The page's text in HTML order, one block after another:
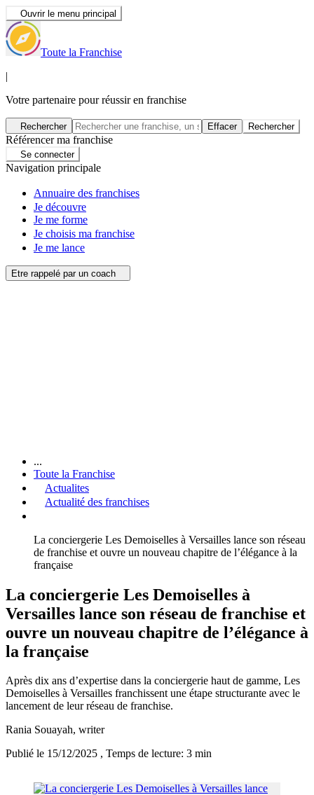
Ouvrir le menu principal
Toute la Franchise
|
Votre partenaire pour réussir en franchise
Rechercher Effacer Rechercher
Référencer ma franchise
Se connecter
Navigation principale
Annuaire des franchises
Je découvre
Je me forme
Je choisis ma franchise
Je me lance
Etre rappelé par un coach
...
Toute la Franchise
Actualites
Actualité des franchises
La conciergerie Les Demoiselles à Versailles lance son réseau
de franchise et ouvre un nouveau chapitre de l’élégance à la
française
La conciergerie Les Demoiselles à
Versailles lance son réseau de franchise et
ouvre un nouveau chapitre de l’élégance à
la française
Après dix ans d’expertise dans la conciergerie haut de gamme, Les
Demoiselles à Versailles franchissent une étape structurante avec le
lancement de leur réseau de franchise.
Rania Souayah, writer
Publié le 15/12/2025 , Temps de lecture: 3 min